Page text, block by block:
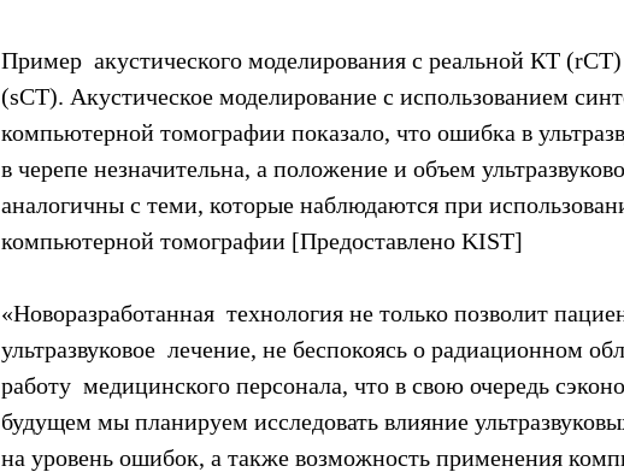
Пример  акустического моделирования с реальной КТ
(sCT). Акустическое моделирование с использованием
компьютерной томографии показало, что ошибка в
в черепе незначительна, а положение и объем
аналогичны с теми, которые наблюдаются при
компьютерной томографии [Предоставлено KIST]
«Новоразработанная  технология не только позволит
ультразвуковое  лечение, не беспокоясь о радиационном
работу  медицинского персонала, что в свою очередь
будущем мы планируем исследовать влияние
на уровень ошибок, а также возможность применения